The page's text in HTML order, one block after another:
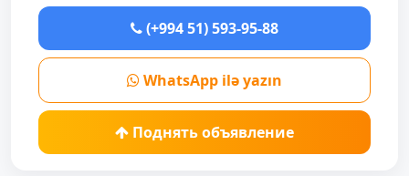
(+994 51) 593-95-88
WhatsApp ilə yazın
Поднять объявление